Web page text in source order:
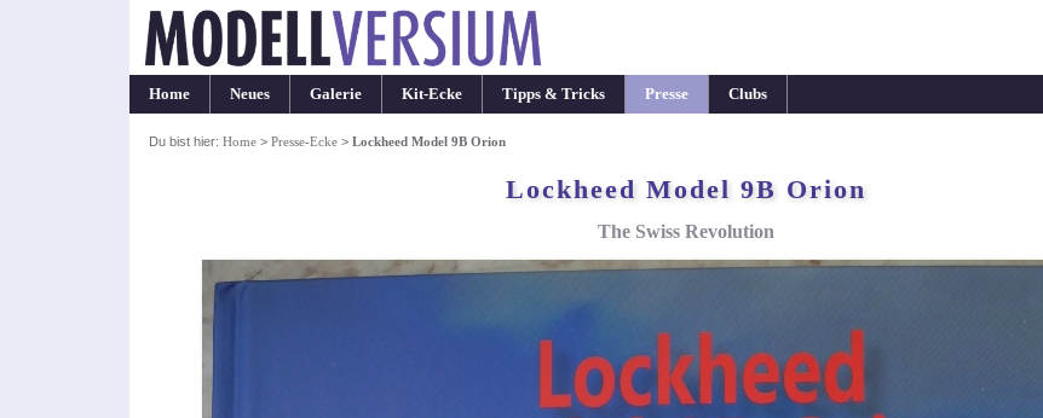
Home Neues Galerie Kit-Ecke Tipps & Tricks Presse Clubs
Du bist hier: Home> Presse-Ecke> Lockheed Model 9B Orion
Lockheed Model 9B Orion
The Swiss Revolution